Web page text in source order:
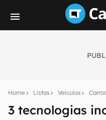
Home Listas Veículos Carros
3 tecnologias
notícias e reviews